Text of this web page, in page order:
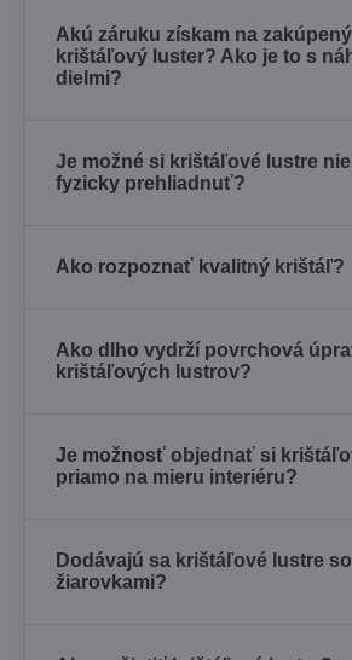
Akú záruku získam na zakúpený
krištáľový luster? Ako je to s
dielmi?
Je možné si krištáľové lustre
fyzicky prehliadnuť?
Ako rozpoznať kvalitný krištáľ?
Ako dlho vydrží povrchová
krištáľových lustrov?
Je možnosť objednať si
priamo na mieru interiéru?
Dodávajú sa krištáľové lustre so
žiarovkami?